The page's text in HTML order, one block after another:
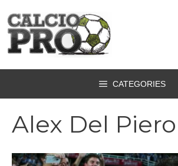
contenuto
CATEGORIES
Alex Del Piero